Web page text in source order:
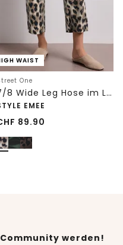
WAIST
One
7/8 Wide Leg Hose im Loose Fit mit Print
EMEE
89.90
werden!